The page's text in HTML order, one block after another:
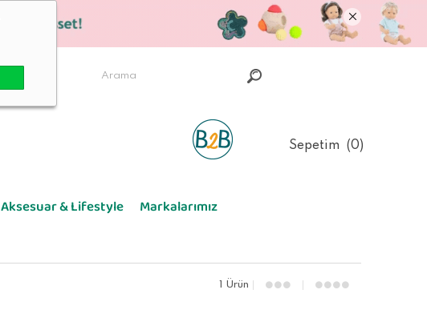
Sepetim 0
Aksesuar & Lifestyle Markalarımız
1 Ürün